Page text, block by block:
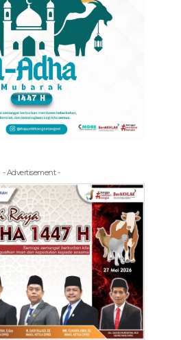
- Advertisement -